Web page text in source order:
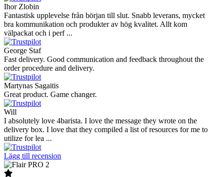
Ihor Zlobin
Fantastisk upplevelse från början till slut. Snabb leverans, mycket
bra kommunikation och produkter av hög kvalitet. Allt kom
välpackat och i perf ...
George Staf
Fast delivery. Good communication and feedback throughout the
order procedure and delivery.
Martynas Sagaitis
Great product. Game changer.
Will
I absolutely love 4barista. I love the message they wrote on the
delivery box. I love that they compiled a list of resources for me to
utilize for lea ...
Lägg till recension